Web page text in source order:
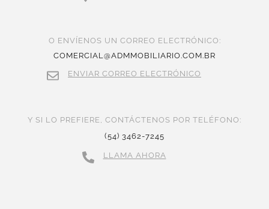
O ENVÍENOS UN CORREO ELECTRÓNICO:
COMERCIAL@ADMMOBILIARIO.COM.BR
ENVIAR CORREO ELECTRÓNICO
Y SI LO PREFIERE, CONTÁCTENOS POR TELÉFONO:
(54) 3462-7245
LLAMA AHORA